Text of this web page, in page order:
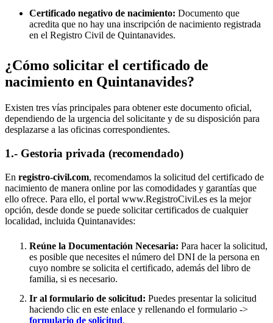
Certificado negativo de nacimiento: Documento que
acredita que no hay una inscripción de nacimiento registrada
en el Registro Civil de Quintanavides.
¿Cómo solicitar el certificado de
nacimiento en Quintanavides?
Existen tres vías principales para obtener este documento oficial,
dependiendo de la urgencia del solicitante y de su disposición para
desplazarse a las oficinas correspondientes.
1.- Gestoria privada (recomendado)
En registro-civil.com, recomendamos la solicitud del certificado de
nacimiento de manera online por las comodidades y garantías que
ello ofrece. Para ello, el portal www.RegistroCivil.es es la mejor
opción, desde donde se puede solicitar certificados de cualquier
localidad, incluida Quintanavides:
Reúne la Documentación Necesaria: Para hacer la solicitud,
es posible que necesites el número del DNI de la persona en
cuyo nombre se solicita el certificado, además del libro de
familia, si es necesario.
Ir al formulario de solicitud: Puedes presentar la solicitud
haciendo clic en este enlace y rellenando el formulario ->
formulario de solicitud.